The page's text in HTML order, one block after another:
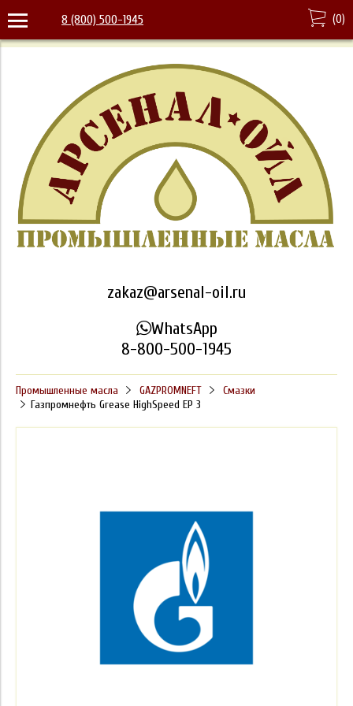
8 (800) 500-1945 (0)
zakaz@arsenal-oil.ru
WhatsApp
8-800-500-1945
Промышленные масла GAZPROMNEFT
Смазки
Газпромнефть Grease HighSpeed EP 3